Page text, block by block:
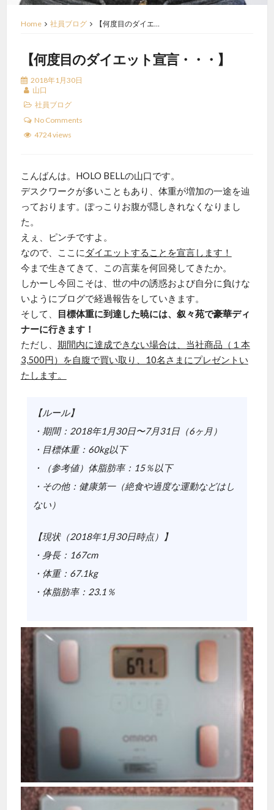
Home 社員ブログ 【何度目のダイエ…
【何度目のダイエット宣言・・・】
2018年1月30日
山口
社員ブログ
No Comments
4724 views
こんばんは。HOLO BELLの山口です。
デスクワークが多いこともあり、体重が増加の一途を辿
っております。ぽっこりお腹が隠しきれなくなりまし
た。
えぇ、ピンチですよ。
なので、ここに ダイエットすることを宣言します！
今まで生きてきて、この言葉を何回発してきたか。
しかーし今回こそは、世の中の誘惑および自分に負けな
いようにブログで経過報告をしていきます。
そして、
目標体重に到達した暁には、叙々苑で豪華ディ
ナーに行きます！
ただし、 期間内に達成できない場合は、当社商品（１本
3,500円）を自腹で買い取り、10名さまにプレゼントい
たします。
【ルール】
・期間：2018年1月30日〜7月31日（6ヶ月）
・目標体重：60kg以下
・（参考値）体脂肪率：15％以下
・その他：健康第一（絶食や過度な運動などはし
ない）
【現状（2018年1月30日時点）】
・身長：167cm
・体重：67.1kg
・体脂肪率：23.1％